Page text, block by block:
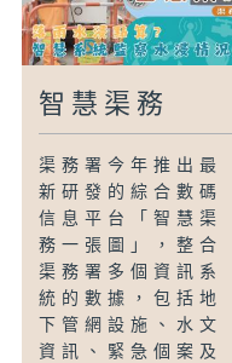
智慧渠務
渠務署今年推出最
新研發的綜合數碼
信息平台「智慧渠
務一張圖」，整合
渠務署多個資訊系
統的數據，包括地
下管網設施、水文
資訊、緊急個案及